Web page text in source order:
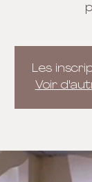
Les
Voir